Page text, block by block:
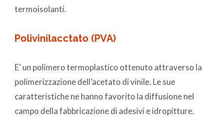
termoisolanti.
Polivinilacctato (PVA)
E’ un polimero termoplastico ottenuto attraverso la
polimerizzazione dell’acetato di vinile. Le sue
caratteristiche ne hanno favorito la diffusione nel
campo della fabbricazione di adesivi e idropitture.